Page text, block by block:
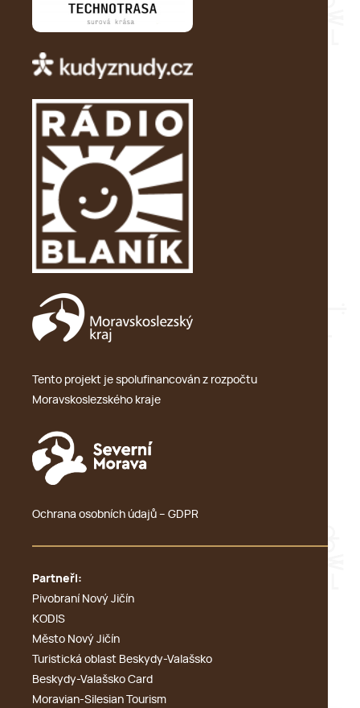
Tento projekt je spolufinancován z rozpočtu
Moravskoslezského kraje
Ochrana osobních údajů – GDPR
Partneři:
Pivobraní Nový Jičín
KODIS
Město Nový Jičín
Turistická oblast Beskydy-Valašsko
Beskydy-Valašsko Card
Moravian-Silesian Tourism